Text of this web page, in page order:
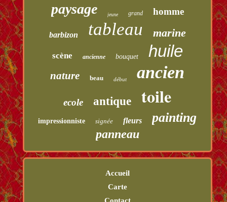
paysage jeune grand homme
barbizon tableau marine
scène ancienne bouquet huile
nature beau début ancien
ecole antique toile
impressionniste signée fleurs painting
panneau
Accueil
Carte
Contact